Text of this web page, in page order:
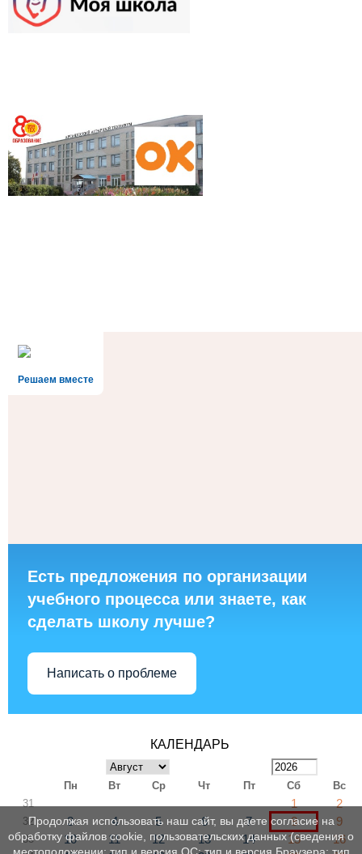
Решаем вместе
Есть предложения по организации
учебного процесса или знаете, как
сделать школу лучше?
Написать о проблеме
КАЛЕНДАРЬ
Пн Вт Ср Чт Пт Сб
Вс
31
1 2
32 3 4 5 6 7 8 9
33 10 11 12 13 14 15 16
Продолжая использовать наш сайт, вы даете согласие на
обработку файлов cookie, пользовательских данных (сведения о